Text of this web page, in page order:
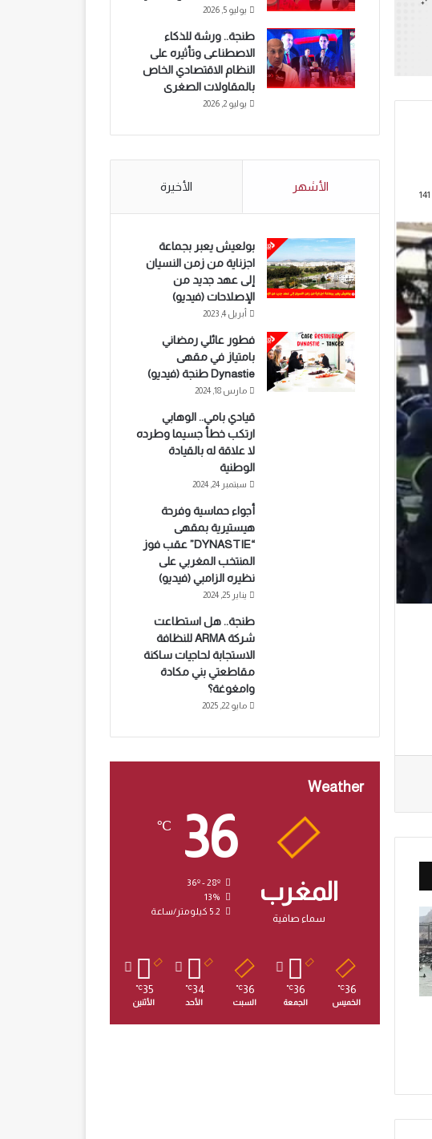
141
يوليو 5, 2026
طنجة.. ورشة للذكاء
الاصطناعى وتأثيره على
النظام الاقتصادي الخاص
بالمقاولات الصغرى
يوليو 2, 2026
الأشهر الأخيرة
بولعيش يعبر بجماعة
اجزناية من زمن النسيان
إلى عهد جديد من
الإصلاحات (فيديو)
أبريل 4, 2023
فطور عائلي رمضاني
بامتياز في مقهى
Dynastie طنجة (فيديو)
مارس 18, 2024
قيادي بامي.. الوهابي
ارتكب خطأ جسيما وطرده
لا علاقة له بالقيادة
الوطنية
سبتمبر 24, 2024
أجواء حماسية وفرحة
هيستيرية بمقهى
“DYNASTIE” عقب فوز
المنتخب المغربي على
نظيره الزامبي (فيديو)
يناير 25, 2024
طنجة.. هل استطاعت
شركة ARMA للنظافة
الاستجابة لحاجيات ساكنة
مقاطعتي بني مكادة
وامغوغة؟
مايو 22, 2025
Weather
المغرب
سماء صافية
36
℃
13%
5.2 كيلومتر/ساعة
36
℃
الخميس
36
℃
الجمعة
36
℃
السبت
34
℃
الأحد
35
℃
الأثنين